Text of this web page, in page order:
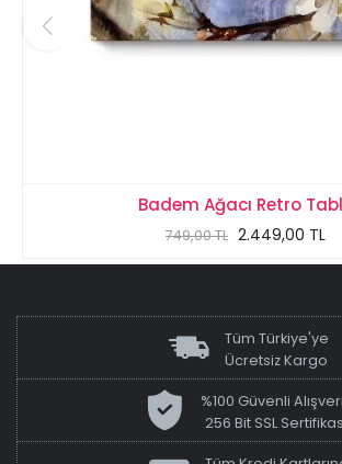
Badem Ağacı Retro
749,00 TL 2.449,00 TL
Tüm Türkiye'ye
Ücretsiz Kargo
%100 Güvenli
256 Bit SSL